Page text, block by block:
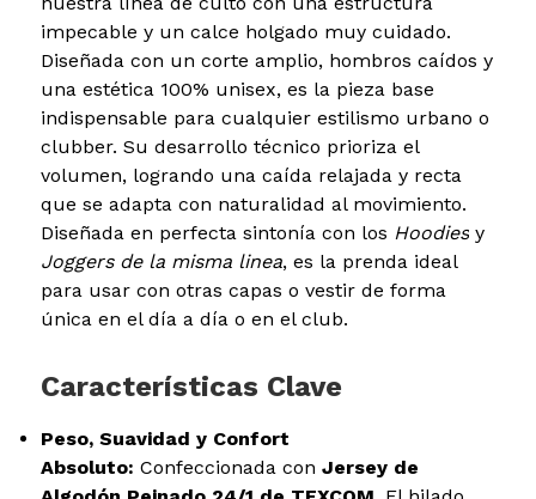
impecable y un calce holgado muy cuidado.
Diseñada con un corte amplio, hombros caídos y
una estética 100% unisex, es la pieza base
indispensable para cualquier estilismo urbano o
clubber. Su desarrollo técnico prioriza el
volumen, logrando una caída relajada y recta
que se adapta con naturalidad al movimiento.
Diseñada en perfecta sintonía con los Hoodiesy
Joggers de la misma linea, es la prenda ideal
para usar con otras capas o vestir de forma
única en el día a día o en el club.
Características Clave
Peso, Suavidad y Confort
Absoluto: Confeccionada con Jersey de